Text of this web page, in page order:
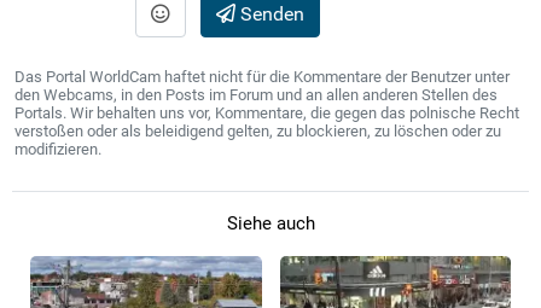
Senden
Das Portal WorldCam haftet nicht für die Kommentare der Benutzer unter
den Webcams, in den Posts im Forum und an allen anderen Stellen des
Portals. Wir behalten uns vor, Kommentare, die gegen das polnische Recht
verstoßen oder als beleidigend gelten, zu blockieren, zu löschen oder zu
modifizieren.
Siehe auch